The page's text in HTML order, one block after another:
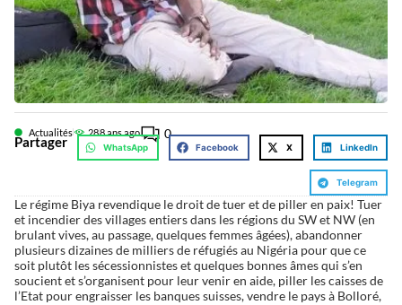
Actualités 288 ans ago 0
Partager WhatsApp Facebook X LinkedIn
Telegram
Le régime Biya revendique le droit de tuer et de piller en paix! Tuer
et incendier des villages entiers dans les régions du SW et NW (en
brulant vives, au passage, quelques femmes âgées), abandonner
plusieurs dizaines de milliers de réfugiés au Nigéria pour que ce
soit plutôt les sécessionnistes et quelques bonnes âmes qui s’en
soucient et s’organisent pour leur venir en aide, piller les caisses de
l’Etat pour engraisser les banques suisses, vendre le pays à Bolloré,